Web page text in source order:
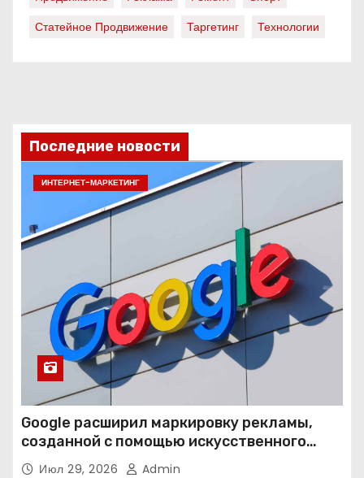
Статейное Продвижение
Таргетинг Технологии
Последние новости
ИНТЕРНЕТ-МАРКЕТИНГ
Google расширил маркировку рекламы,
созданной с помощью искусственного
интеллекта
Июл 29, 2026 Admin